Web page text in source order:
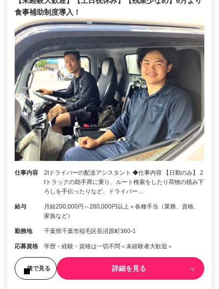
食事補助制度導入！
仕事内容
2tドライバーの配送アシスタント ◆仕事内容 【日勤のみ】 2
tトラックの助手席に乗り、ルート検索をしたり荷物の積み下
ろしを手伝ったりなど、ドライバー…
給与
月給200,000円～280,000円以上＋各種手当（業務、資格、
家族など）
勤務地 千葉県千葉市稲毛区長沼原町360-1
応募資格 学歴・経験・資格は一切不問＜未経験者大歓迎＞
後で見る 詳細を見る